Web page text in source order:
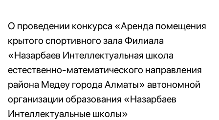
О проведении конкурса «Аренда помещения
крытого спортивного зала Филиала
«Назарбаев Интеллектуальная школа
естественно-математического направления
района Медеу города Алматы» автономной
организации образования «Назарбаев
Интеллектуальные школы»